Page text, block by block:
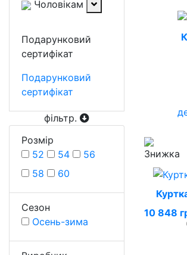
Чоловікам
Подарунковий
сертифікат
Подарунковий
сертифікат
фільтр.
Розмiр
52
54
56
58
60
Сезон
Осень-зима
10 848